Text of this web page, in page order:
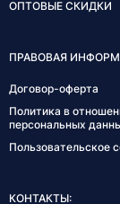
ОПТОВЫЕ СКИДКИ
ПРАВОВАЯ
Договор-оферта
Политика в
персональных
Пользовательское
КОНТАКТЫ: